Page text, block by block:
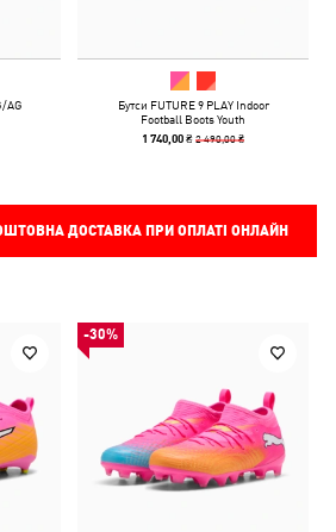
AG
Бутси FUTURE 9 PLAY Indoor
Football Boots Youth
1 740,00 ₴2 490,00 ₴
ДОСТАВКА ПРИ ОПЛАТІ ОНЛАЙН
-30%